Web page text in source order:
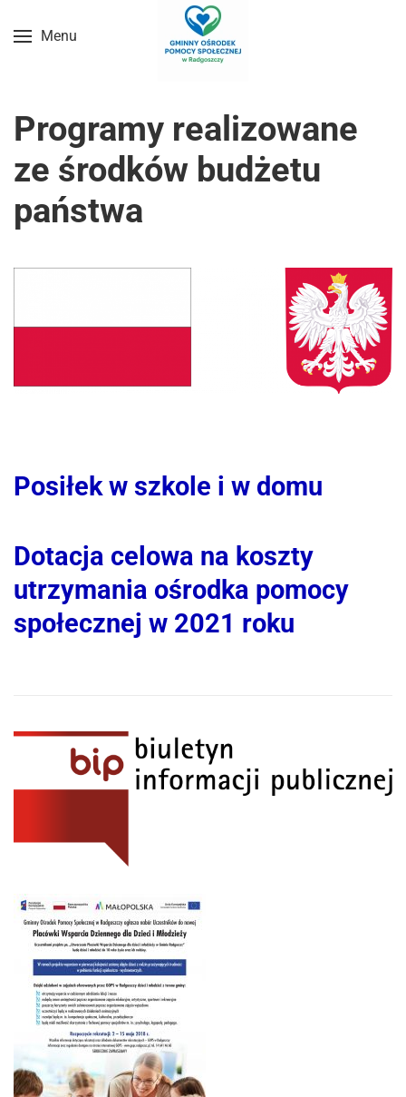
Przejdź do treści głównej
Menu
Programy realizowane
ze środków budżetu
państwa
Posiłek w szkole i w domu
Dotacja celowa na koszty
utrzymania ośrodka pomocy
społecznej w 2021 roku